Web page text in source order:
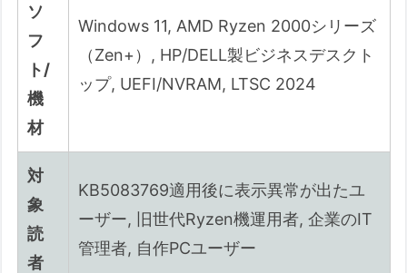
💡 「対話拒絶」という名の絶望
2. なぜ「モザイク」が起きるのか：3つの主因
え」の負荷
要因②：OEMベンダー（HP/DELL等）独
自のハードウェア保護
【HP事例】「Sure Start」等の強固
ソ
フ
ト/
機
材
Windows 11, AMD Ryzen 2000シリーズ
（Zen+）, HP/DELL製ビジネスデスクト
ップ, UEFI/NVRAM, LTSC 2024
対
象
読
者
KB5083769適用後に表示異常が出たユ
ーザー, 旧世代Ryzen機運用者, 企業のIT
管理者, 自作PCユーザー